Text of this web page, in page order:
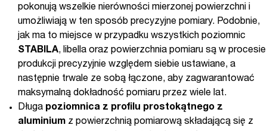
pokonują wszelkie nierówności mierzonej powierzchni i
umożliwiają w ten sposób precyzyjne pomiary. Podobnie,
jak ma to miejsce w przypadku wszystkich poziomnic
STABILA, libella oraz powierzchnia pomiaru są w procesie
produkcji precyzyjnie względem siebie ustawiane, a
następnie trwale ze sobą łączone, aby zagwarantować
maksymalną dokładność pomiaru przez wiele lat.
Długa poziomnica z profilu prostokątnego z
aluminium z powierzchnią pomiarową składającą się z